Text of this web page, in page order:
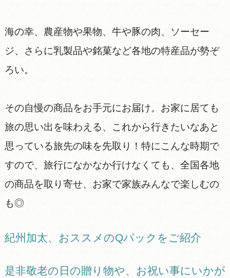
海の幸、農産物や果物、牛や豚の肉、ソーセー
ジ、さらに乳製品や銘菓など各地の特産品が勢ぞ
ろい。
その自慢の商品をお手元にお届け。お家に居ても
旅の思い出を味わえる、これから行きたいなあと
思っている旅先の味を先取り！特にこんな時期で
すので、旅行になかなか行けなくても、全国各地
の商品を取り寄せ、お家で家族みんなで楽しむの
も◎
紀州加太、おススメのQパックをご紹介
是非敬老の日の贈り物や、お祝い事にいかが